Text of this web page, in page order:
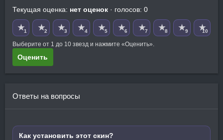
Текущая оценка: нет оценок · голосов: 0
★1 ★2 ★3 ★4 ★5 ★6 ★7 ★8 ★9 ★10
Выберите от 1 до 10 звезд и нажмите «Оценить».
Оценить
Ответы на вопросы
Как установить этот скин?